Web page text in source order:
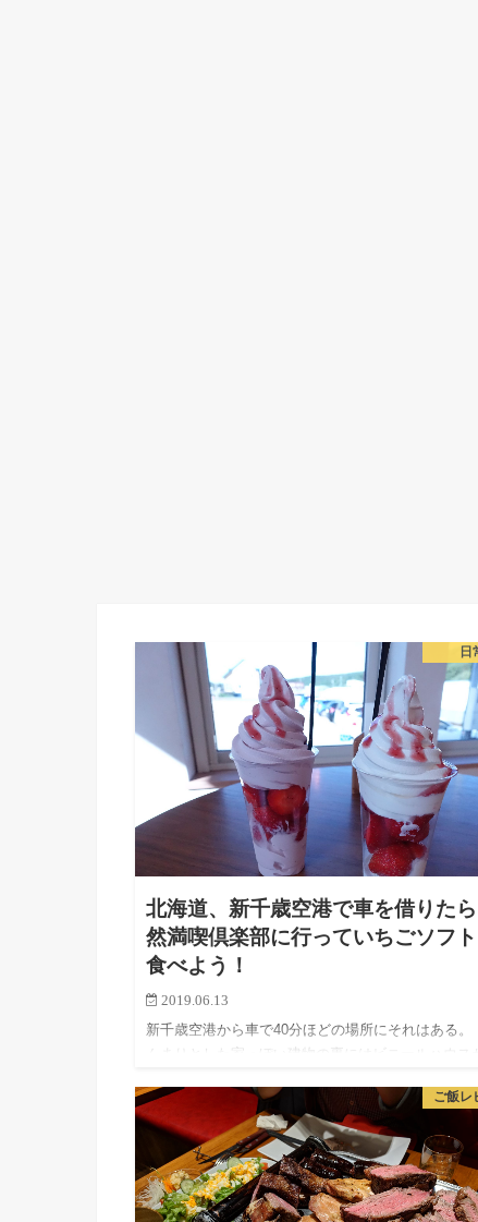
日
北海道、新千歳空港で車を借りた
然満喫倶楽部に行っていちごソフ
食べよう！
2019.06.13
新千歳空港から車で40分ほどの場所にそれはある。
んまりとした家っぽい建物の裏にはビニールハウス
そのいちごをふんだんに使ったソフトクリームがこ
食べれるのだ！…
ご飯レ